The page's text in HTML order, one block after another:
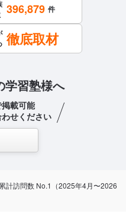
396,879 件
徹底取材
学習塾様へ
掲載可能
せください
訪問数 No.1（2025年4月〜2026